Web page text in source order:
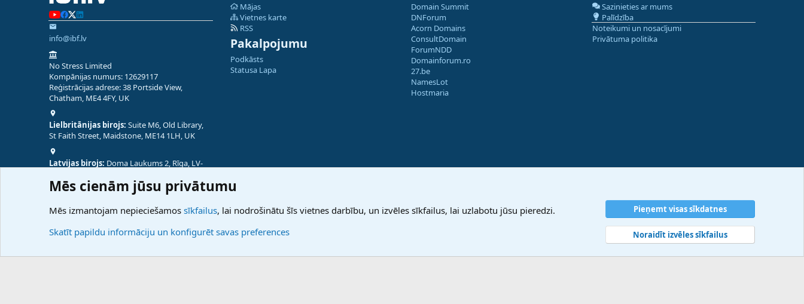
info@ibf.lv
No Stress Limited
Kompānijas numurs: 12629117
Reģistrācijas adrese: 38 Portside View,
Chatham, ME4 4FY, UK
Lielbritānijas birojs: Suite M6, Old Library,
St Faith Street, Maidstone, ME14 1LH, UK
Latvijas birojs: Doma Laukums 2, Rīga, LV-
Mājas
Vietnes karte
RSS
Pakalpojumu
Podkāsts
Statusa Lapa
Domain Summit
DNForum
Acorn Domains
ConsultDomain
ForumNDD
Domainforum.ro
27.be
NamesLot
Hostmaria
Sazinieties ar mums
Palīdzība
Noteikumi un nosacījumi
Privātuma politika
Mēs cienām jūsu privātumu
Mēs izmantojam nepieciešamos sīkfailus, lai nodrošinātu šīs vietnes darbību, un izvēles sīkfailus, lai uzlabotu jūsu pieredzi.
Skatīt papildu informāciju un konfigurēt savas preferences
Pieņemt visas sīkdatnes
Noraidīt izvēles sīkfailus